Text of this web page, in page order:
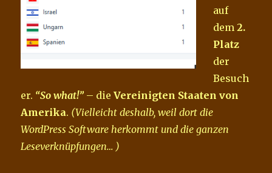
auf
dem2.
Platz
der
Besuch
er. “So what!” – dieVereinigten Staaten von
Amerika. (Vielleicht deshalb, weil dort die
WordPress Software herkommt und die ganzen
Leseverknüpfungen… )